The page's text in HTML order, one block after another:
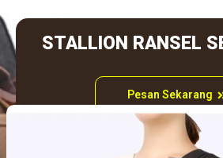
STALLION RANSEL
Pesan Sekarang